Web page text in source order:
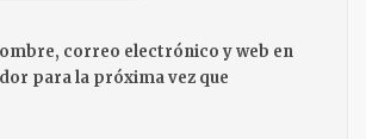
correo electrónico y web en
para la próxima vez que